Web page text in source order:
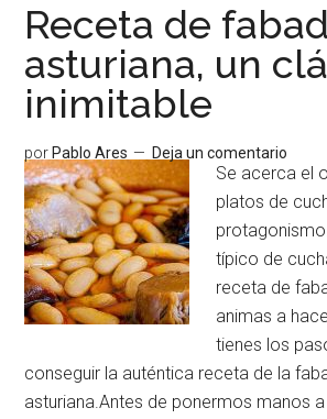
nutritiva
Receta de
asturiana, un
inimitable
por Pablo Ares Deja un comentario
Se acerca el
platos de
típico de
receta de
animas a
tienes los
conseguir la auténtica receta de la
asturiana.Antes de ponermos manos